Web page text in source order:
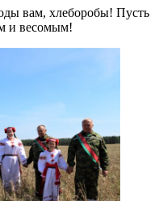
вам, хлеборобы! Пусть
и весомым!